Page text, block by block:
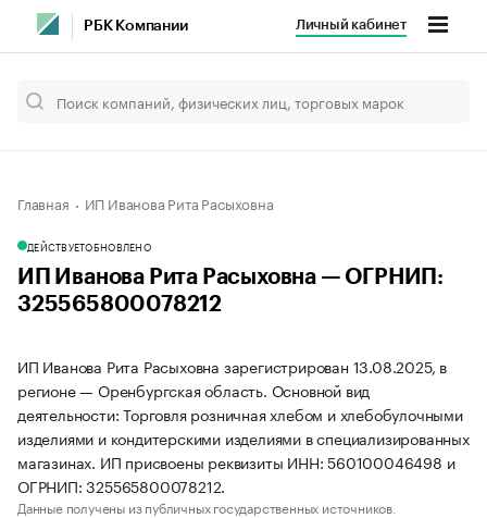
РБК Компании Личный кабинет
Главная ИП Иванова Рита Расыховна
ДЕЙСТВУЕТОБНОВЛЕНО
ИП Иванова Рита Расыховна — ОГРНИП:
325565800078212
ИП Иванова Рита Расыховна зарегистрирован 13.08.2025, в
регионе — Оренбургская область. Основной вид
деятельности: Торговля розничная хлебом и хлебобулочными
изделиями и кондитерскими изделиями в специализированных
магазинах. ИП присвоены реквизиты ИНН: 560100046498 и
ОГРНИП: 325565800078212.
Данные получены из публичных государственных источников.